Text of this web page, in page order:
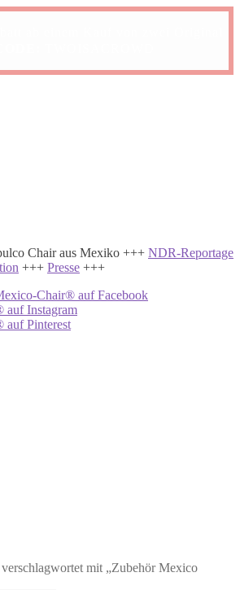
Chair aus Mexiko +++ NDR-Reportage
+++ Presse +++
mit „Zubehör Mexico